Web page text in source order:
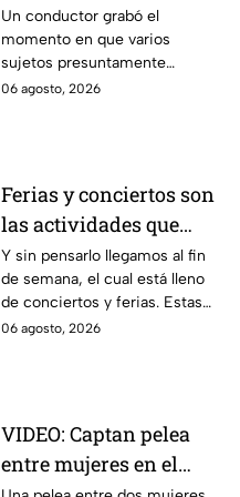
autopista Arco Norte;
delincuentes arrojaron
piedras y llantas
Un conductor grabó el
momento en que varios
sujetos presuntamente
intentaron cometer un asalto
06 agosto, 2026
Ferias y conciertos son
las actividades que
habrá en Puebla del 7 al
9 de agosto
Y sin pensarlo llegamos al fin
de semana, el cual está lleno
de conciertos y ferias. Estas
son las actividades que habrá
06 agosto, 2026
VIDEO: Captan pelea
entre mujeres en el